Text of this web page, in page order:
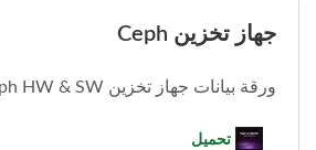
جهاز تخزين Ceph
ورقة بيانات جهاز تخزين Mars 400 Ceph HW & SW.
تحميل